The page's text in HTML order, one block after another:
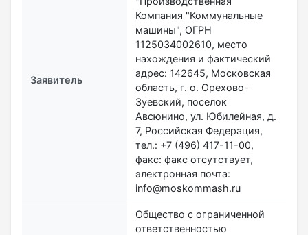
Заявитель
Компания "Коммунальные
машины", ОГРН
1125034002610, место
нахождения и фактический
адрес: 142645, Московская
область, г. о. Орехово-
Зуевский, поселок
Авсюнино, ул. Юбилейная, д.
7, Российская Федерация,
тел.: +7 (496) 417-11-00,
факс: факс отсутствует,
электронная почта:
info@moskommash.ru
Общество с ограниченной
ответственностью